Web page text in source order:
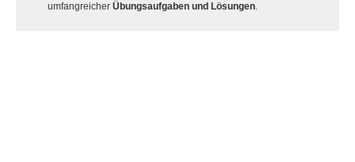
umfangreicher Übungsaufgaben und Lösungen.